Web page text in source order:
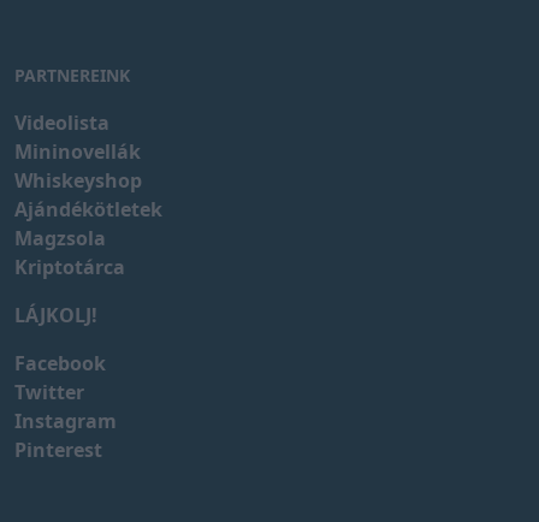
PARTNEREINK
Videolista
Mininovellák
Whiskeyshop
Ajándékötletek
Magzsola
Kriptotárca
LÁJKOLJ!
Facebook
Twitter
Instagram
Pinterest